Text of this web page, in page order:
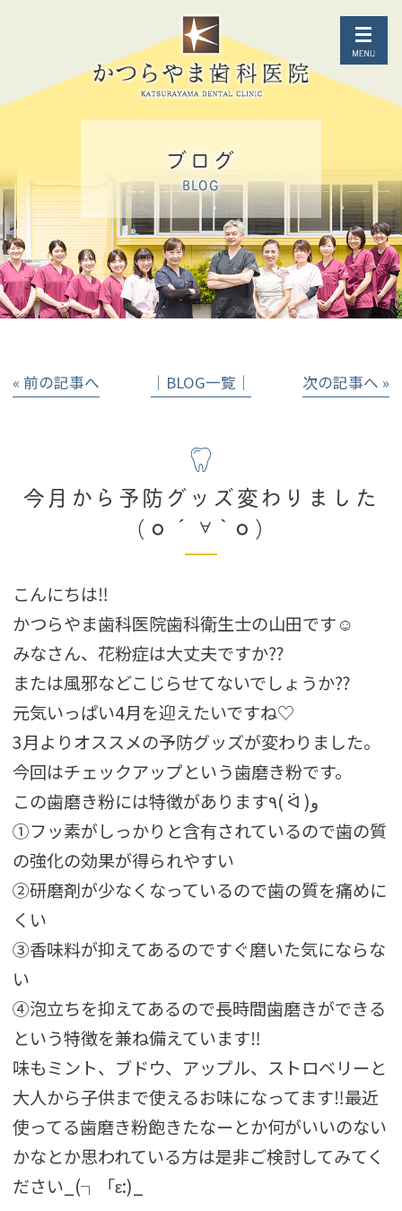
ブログ
BLOG
« 前の記事へ │BLOG一覧│ 次の記事へ »
今月から予防グッズ変わりました
(о´∀`о)
こんにちは‼︎
かつらやま歯科医院歯科衛生士の山田です☺︎
みなさん、花粉症は大丈夫ですか⁇
または風邪などこじらせてないでしょうか⁇
元気いっぱい4月を迎えたいですね♡
3月よりオススメの予防グッズが変わりました。
今回はチェックアップという歯磨き粉です。
この歯磨き粉には特徴があります٩( ᐛ )و
①フッ素がしっかりと含有されているので歯の質
の強化の効果が得られやすい
②研磨剤が少なくなっているので歯の質を痛めに
くい
③香味料が抑えてあるのですぐ磨いた気にならな
い
④泡立ちを抑えてあるので長時間歯磨きができる
という特徴を兼ね備えています‼︎
味もミント、ブドウ、アップル、ストロベリーと
大人から子供まで使えるお味になってます‼︎最近
使ってる歯磨き粉飽きたなーとか何がいいのない
かなとか思われている方は是非ご検討してみてく
ださい_(┐「ε:)_